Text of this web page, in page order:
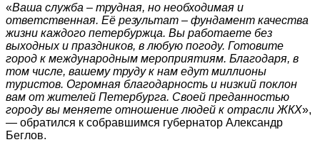
«Ваша служба – трудная, но необходимая и
ответственная. Её результат – фундамент качества
жизни каждого петербуржца. Вы работаете без
выходных и праздников, в любую погоду. Готовите
город к международным мероприятиям. Благодаря, в
том числе, вашему труду к нам едут миллионы
туристов. Огромная благодарность и низкий поклон
вам от жителей Петербурга. Своей преданностью
городу вы меняете отношение людей к отрасли ЖКХ»,
— обратился к собравшимся губернатор Александр
Беглов.